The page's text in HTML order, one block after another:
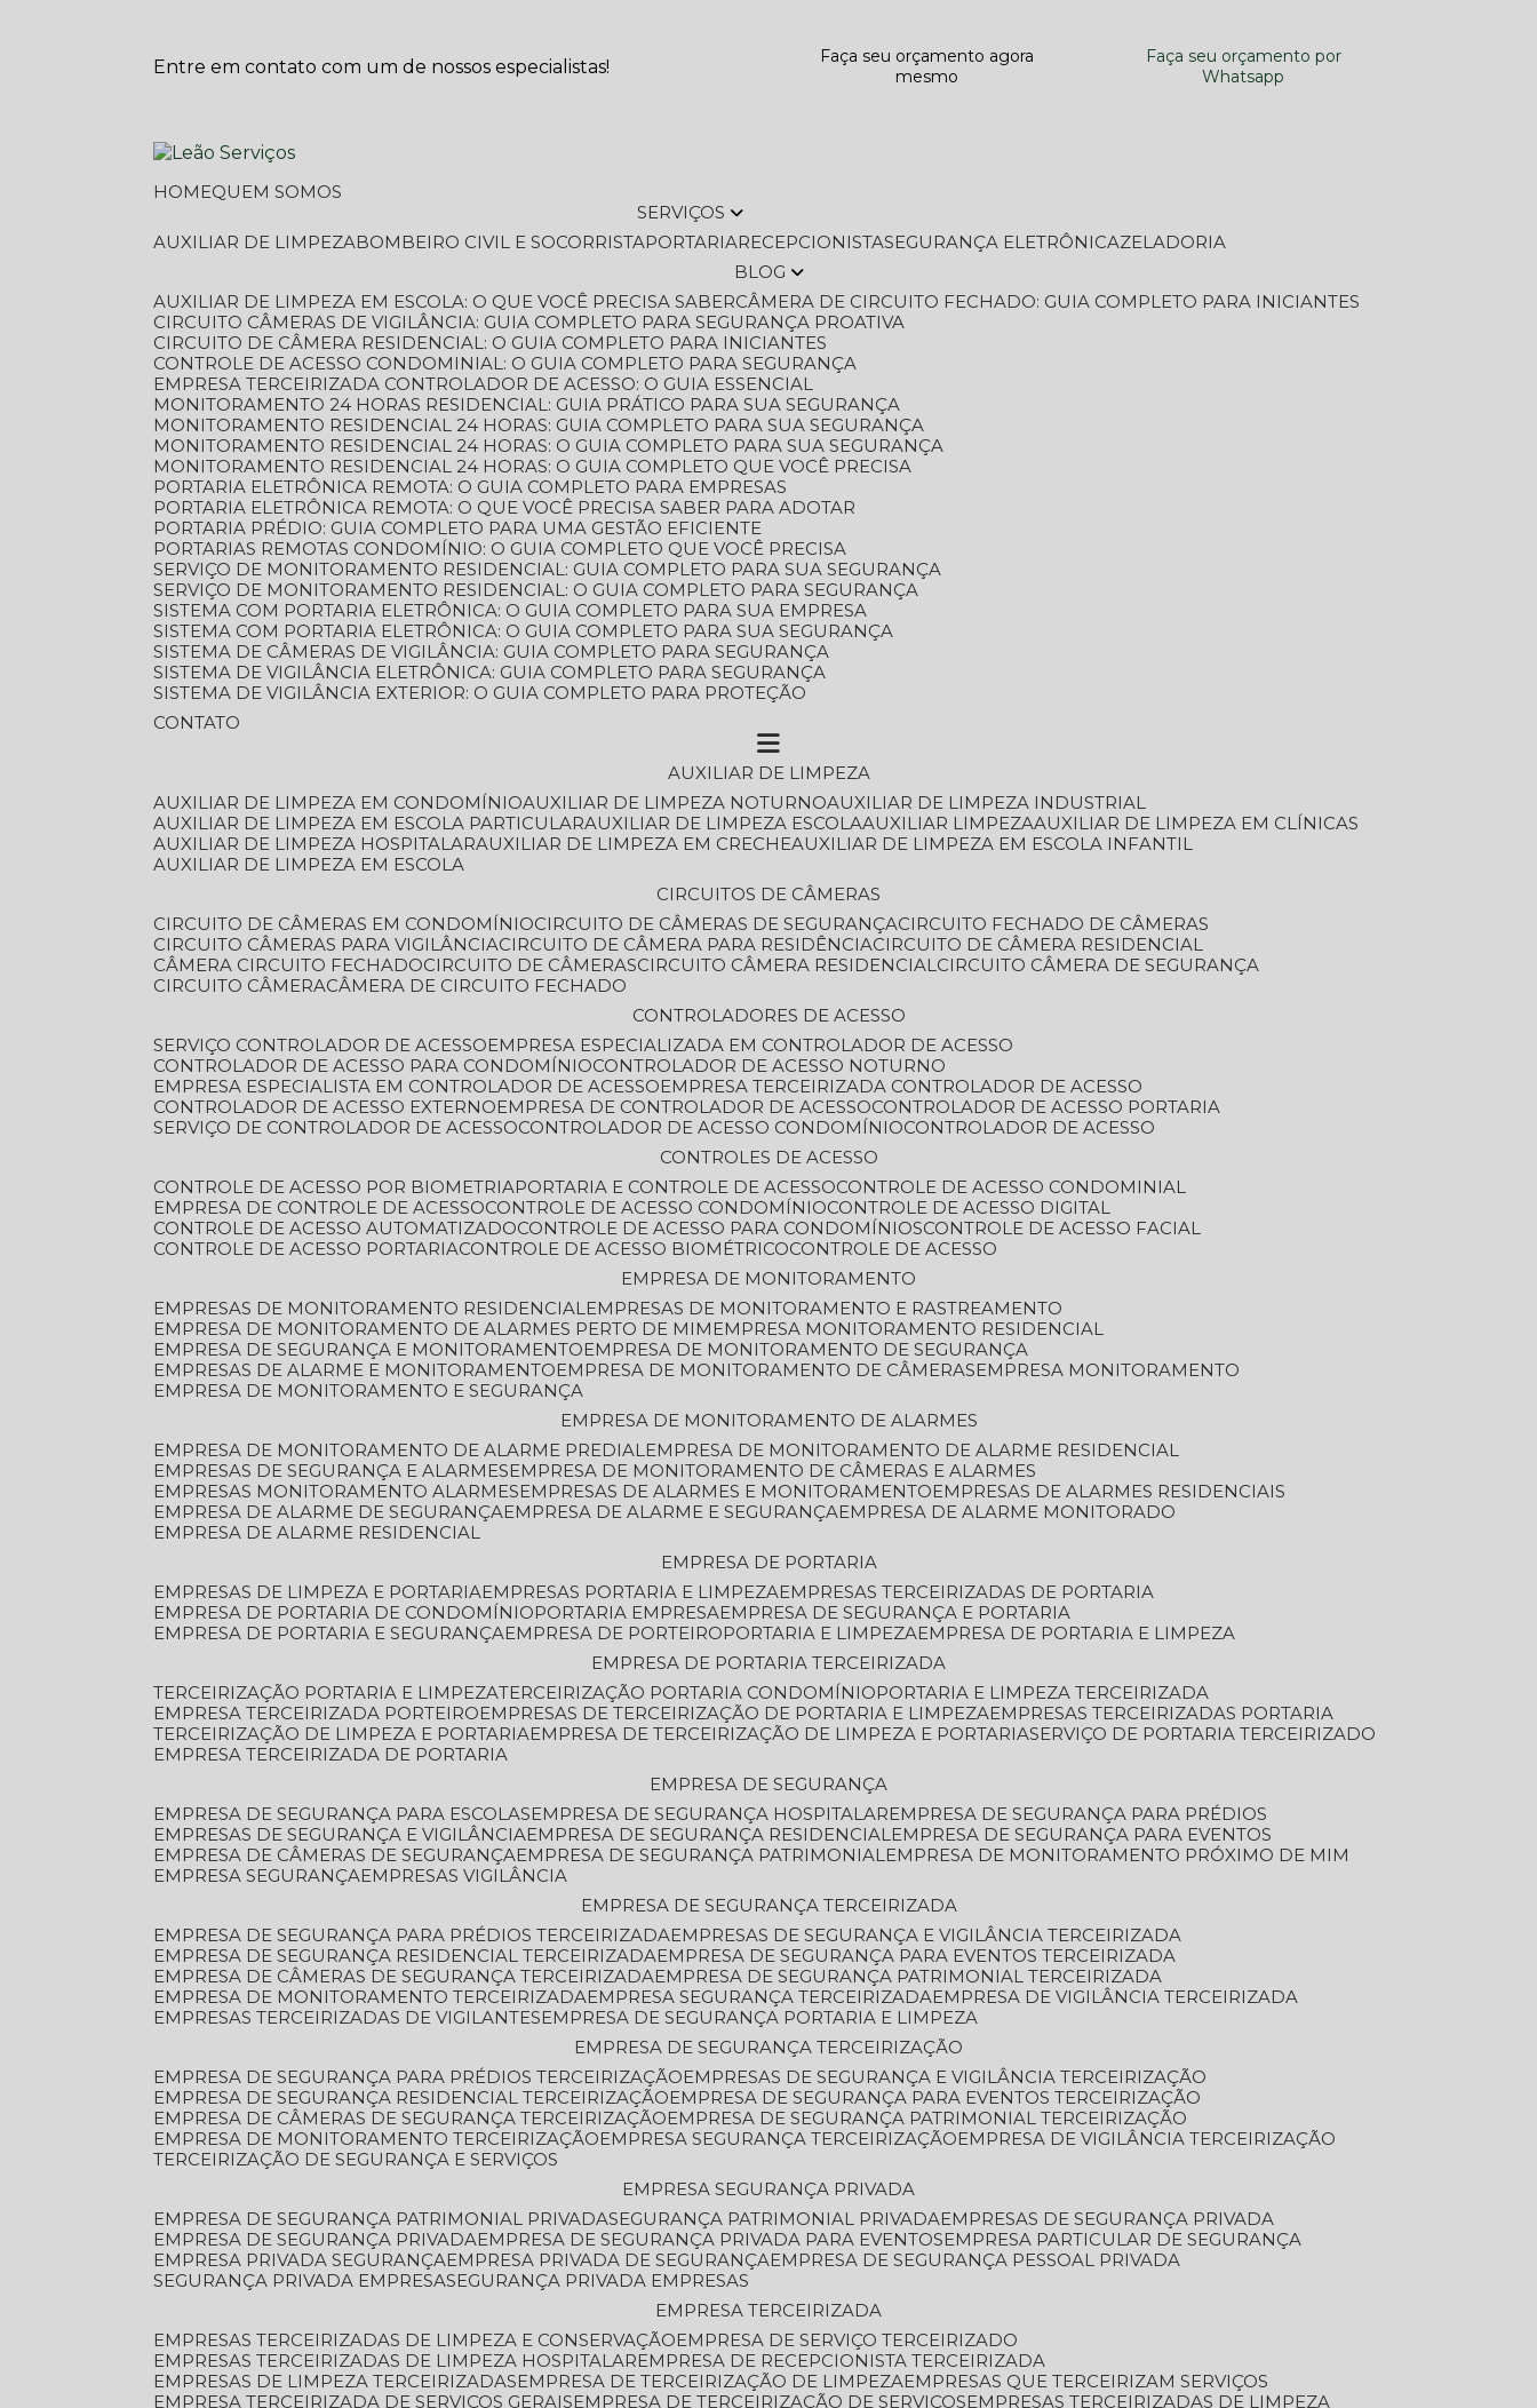
Entre em contato com um de nossos especialistas!
Faça seu orçamento agora
mesmo
Faça seu orçamento por
Whatsapp
HOME
QUEM SOMOS
SERVIÇOS
AUXILIAR DE LIMPEZA
BOMBEIRO CIVIL E SOCORRISTA PORTARIA RECEPCIONISTA SEGURANÇA ELETRÔNICA
ZELADORIA
BLOG
AUXILIAR DE LIMPEZA EM ESCOLA: O QUE VOCÊ PRECISA SABER
CÂMERA DE CIRCUITO FECHADO: GUIA COMPLETO PARA INICIANTES
CIRCUITO CÂMERAS DE VIGILÂNCIA: GUIA COMPLETO PARA SEGURANÇA PROATIVA
CIRCUITO DE CÂMERA RESIDENCIAL: O GUIA COMPLETO PARA INICIANTES
CONTROLE DE ACESSO CONDOMINIAL: O GUIA COMPLETO PARA SEGURANÇA
EMPRESA TERCEIRIZADA CONTROLADOR DE ACESSO: O GUIA ESSENCIAL
MONITORAMENTO 24 HORAS RESIDENCIAL: GUIA PRÁTICO PARA SUA SEGURANÇA
MONITORAMENTO RESIDENCIAL 24 HORAS: GUIA COMPLETO PARA SUA SEGURANÇA
MONITORAMENTO RESIDENCIAL 24 HORAS: O GUIA COMPLETO PARA SUA SEGURANÇA
MONITORAMENTO RESIDENCIAL 24 HORAS: O GUIA COMPLETO QUE VOCÊ PRECISA
PORTARIA ELETRÔNICA REMOTA: O GUIA COMPLETO PARA EMPRESAS
PORTARIA ELETRÔNICA REMOTA: O QUE VOCÊ PRECISA SABER PARA ADOTAR
PORTARIA PRÉDIO: GUIA COMPLETO PARA UMA GESTÃO EFICIENTE
PORTARIAS REMOTAS CONDOMÍNIO: O GUIA COMPLETO QUE VOCÊ PRECISA
SERVIÇO DE MONITORAMENTO RESIDENCIAL: GUIA COMPLETO PARA SUA SEGURANÇA
SERVIÇO DE MONITORAMENTO RESIDENCIAL: O GUIA COMPLETO PARA SEGURANÇA
SISTEMA COM PORTARIA ELETRÔNICA: O GUIA COMPLETO PARA SUA EMPRESA
SISTEMA COM PORTARIA ELETRÔNICA: O GUIA COMPLETO PARA SUA SEGURANÇA
SISTEMA DE CÂMERAS DE VIGILÂNCIA: GUIA COMPLETO PARA SEGURANÇA
SISTEMA DE VIGILÂNCIA ELETRÔNICA: GUIA COMPLETO PARA SEGURANÇA
SISTEMA DE VIGILÂNCIA EXTERIOR: O GUIA COMPLETO PARA PROTEÇÃO
CONTATO
AUXILIAR DE LIMPEZA
AUXILIAR DE LIMPEZA EM CONDOMÍNIO
AUXILIAR DE LIMPEZA NOTURNO
AUXILIAR DE LIMPEZA INDUSTRIAL
AUXILIAR DE LIMPEZA EM ESCOLA PARTICULAR
AUXILIAR DE LIMPEZA ESCOLA AUXILIAR LIMPEZA
AUXILIAR DE LIMPEZA EM CLÍNICAS
AUXILIAR DE LIMPEZA HOSPITALAR
AUXILIAR DE LIMPEZA EM CRECHE
AUXILIAR DE LIMPEZA EM ESCOLA INFANTIL
AUXILIAR DE LIMPEZA EM ESCOLA
CIRCUITOS DE CÂMERAS
CIRCUITO DE CÂMERAS EM CONDOMÍNIO
CIRCUITO DE CÂMERAS DE SEGURANÇA
CIRCUITO FECHADO DE CÂMERAS
CIRCUITO CÂMERAS PARA VIGILÂNCIA
CIRCUITO DE CÂMERA PARA RESIDÊNCIA
CIRCUITO DE CÂMERA RESIDENCIAL
CÂMERA CIRCUITO FECHADO
CIRCUITO DE CÂMERAS CIRCUITO CÂMERA RESIDENCIAL
CIRCUITO CÂMERA DE SEGURANÇA
CIRCUITO CÂMERA
CÂMERA DE CIRCUITO FECHADO
CONTROLADORES DE ACESSO
SERVIÇO CONTROLADOR DE ACESSO
EMPRESA ESPECIALIZADA EM CONTROLADOR DE ACESSO
CONTROLADOR DE ACESSO PARA CONDOMÍNIO
CONTROLADOR DE ACESSO NOTURNO
EMPRESA ESPECIALISTA EM CONTROLADOR DE ACESSO
EMPRESA TERCEIRIZADA CONTROLADOR DE ACESSO
CONTROLADOR DE ACESSO EXTERNO
EMPRESA DE CONTROLADOR DE ACESSO
CONTROLADOR DE ACESSO PORTARIA
SERVIÇO DE CONTROLADOR DE ACESSO
CONTROLADOR DE ACESSO CONDOMÍNIO
CONTROLADOR DE ACESSO
CONTROLES DE ACESSO
CONTROLE DE ACESSO POR BIOMETRIA
PORTARIA E CONTROLE DE ACESSO
CONTROLE DE ACESSO CONDOMINIAL
EMPRESA DE CONTROLE DE ACESSO
CONTROLE DE ACESSO CONDOMÍNIO
CONTROLE DE ACESSO DIGITAL
CONTROLE DE ACESSO AUTOMATIZADO
CONTROLE DE ACESSO PARA CONDOMÍNIOS
CONTROLE DE ACESSO FACIAL
CONTROLE DE ACESSO PORTARIA CONTROLE DE ACESSO BIOMÉTRICO
CONTROLE DE ACESSO
EMPRESA DE MONITORAMENTO
EMPRESAS DE MONITORAMENTO RESIDENCIAL
EMPRESAS DE MONITORAMENTO E RASTREAMENTO
EMPRESA DE MONITORAMENTO DE ALARMES PERTO DE MIM
EMPRESA MONITORAMENTO RESIDENCIAL
EMPRESA DE SEGURANÇA E MONITORAMENTO
EMPRESA DE MONITORAMENTO DE SEGURANÇA
EMPRESAS DE ALARME E MONITORAMENTO
EMPRESA DE MONITORAMENTO DE CÂMERAS
EMPRESA MONITORAMENTO
EMPRESA DE MONITORAMENTO E SEGURANÇA
EMPRESA DE MONITORAMENTO DE ALARMES
EMPRESA DE MONITORAMENTO DE ALARME PREDIAL
EMPRESA DE MONITORAMENTO DE ALARME RESIDENCIAL
EMPRESAS DE SEGURANÇA E ALARMES
EMPRESA DE MONITORAMENTO DE CÂMERAS E ALARMES
EMPRESAS MONITORAMENTO ALARMES
EMPRESAS DE ALARMES E MONITORAMENTO
EMPRESAS DE ALARMES RESIDENCIAIS
EMPRESA DE ALARME DE SEGURANÇA
EMPRESA DE ALARME E SEGURANÇA
EMPRESA DE ALARME MONITORADO
EMPRESA DE ALARME RESIDENCIAL
EMPRESA DE PORTARIA
EMPRESAS DE LIMPEZA E PORTARIA
EMPRESAS PORTARIA E LIMPEZA
EMPRESAS TERCEIRIZADAS DE PORTARIA
EMPRESA DE PORTARIA DE CONDOMÍNIO
PORTARIA EMPRESA
EMPRESA DE SEGURANÇA E PORTARIA
EMPRESA DE PORTARIA E SEGURANÇA
EMPRESA DE PORTEIRO PORTARIA E LIMPEZA
EMPRESA DE PORTARIA E LIMPEZA
EMPRESA DE PORTARIA TERCEIRIZADA
TERCEIRIZAÇÃO PORTARIA E LIMPEZA TERCEIRIZAÇÃO PORTARIA CONDOMÍNIO
PORTARIA E LIMPEZA TERCEIRIZADA
EMPRESA TERCEIRIZADA PORTEIRO
EMPRESAS DE TERCEIRIZAÇÃO DE PORTARIA E LIMPEZA
EMPRESAS TERCEIRIZADAS PORTARIA
TERCEIRIZAÇÃO DE LIMPEZA E PORTARIA
EMPRESA DE TERCEIRIZAÇÃO DE LIMPEZA E PORTARIA SERVIÇO DE PORTARIA TERCEIRIZADO
EMPRESA TERCEIRIZADA DE PORTARIA
EMPRESA DE SEGURANÇA
EMPRESA DE SEGURANÇA PARA ESCOLAS
EMPRESA DE SEGURANÇA HOSPITALAR
EMPRESA DE SEGURANÇA PARA PRÉDIOS
EMPRESAS DE SEGURANÇA E VIGILÂNCIA
EMPRESA DE SEGURANÇA RESIDENCIAL
EMPRESA DE SEGURANÇA PARA EVENTOS
EMPRESA DE CÂMERAS DE SEGURANÇA
EMPRESA DE SEGURANÇA PATRIMONIAL
EMPRESA DE MONITORAMENTO PRÓXIMO DE MIM
EMPRESA SEGURANÇA
EMPRESAS VIGILÂNCIA
EMPRESA DE SEGURANÇA TERCEIRIZADA
EMPRESA DE SEGURANÇA PARA PRÉDIOS TERCEIRIZADA
EMPRESAS DE SEGURANÇA E VIGILÂNCIA TERCEIRIZADA
EMPRESA DE SEGURANÇA RESIDENCIAL TERCEIRIZADA
EMPRESA DE SEGURANÇA PARA EVENTOS TERCEIRIZADA
EMPRESA DE CÂMERAS DE SEGURANÇA TERCEIRIZADA
EMPRESA DE SEGURANÇA PATRIMONIAL TERCEIRIZADA
EMPRESA DE MONITORAMENTO TERCEIRIZADA
EMPRESA SEGURANÇA TERCEIRIZADA
EMPRESA DE VIGILÂNCIA TERCEIRIZADA
EMPRESAS TERCEIRIZADAS DE VIGILANTES
EMPRESA DE SEGURANÇA PORTARIA E LIMPEZA
EMPRESA DE SEGURANÇA TERCEIRIZAÇÃO
EMPRESA DE SEGURANÇA PARA PRÉDIOS TERCEIRIZAÇÃO
EMPRESAS DE SEGURANÇA E VIGILÂNCIA TERCEIRIZAÇÃO
EMPRESA DE SEGURANÇA RESIDENCIAL TERCEIRIZAÇÃO
EMPRESA DE SEGURANÇA PARA EVENTOS TERCEIRIZAÇÃO
EMPRESA DE CÂMERAS DE SEGURANÇA TERCEIRIZAÇÃO
EMPRESA DE SEGURANÇA PATRIMONIAL TERCEIRIZAÇÃO
EMPRESA DE MONITORAMENTO TERCEIRIZAÇÃO
EMPRESA SEGURANÇA TERCEIRIZAÇÃO
EMPRESA DE VIGILÂNCIA TERCEIRIZAÇÃO
TERCEIRIZAÇÃO DE SEGURANÇA E SERVIÇOS
EMPRESA SEGURANÇA PRIVADA
EMPRESA DE SEGURANÇA PATRIMONIAL PRIVADA SEGURANÇA PATRIMONIAL PRIVADA
EMPRESAS DE SEGURANÇA PRIVADA
EMPRESA DE SEGURANÇA PRIVADA
EMPRESA DE SEGURANÇA PRIVADA PARA EVENTOS
EMPRESA PARTICULAR DE SEGURANÇA
EMPRESA PRIVADA SEGURANÇA
EMPRESA PRIVADA DE SEGURANÇA
EMPRESA DE SEGURANÇA PESSOAL PRIVADA
SEGURANÇA PRIVADA EMPRESA SEGURANÇA PRIVADA EMPRESAS
EMPRESA TERCEIRIZADA
EMPRESAS TERCEIRIZADAS DE LIMPEZA E CONSERVAÇÃO
EMPRESA DE SERVIÇO TERCEIRIZADO
EMPRESAS TERCEIRIZADAS DE LIMPEZA HOSPITALAR
EMPRESA DE RECEPCIONISTA TERCEIRIZADA
EMPRESAS DE LIMPEZA TERCEIRIZADAS
EMPRESA DE TERCEIRIZAÇÃO DE LIMPEZA
EMPRESAS QUE TERCEIRIZAM SERVIÇOS
EMPRESA TERCEIRIZADA DE SERVIÇOS GERAIS
EMPRESA DE TERCEIRIZAÇÃO DE SERVIÇOS
EMPRESAS TERCEIRIZADAS DE LIMPEZA